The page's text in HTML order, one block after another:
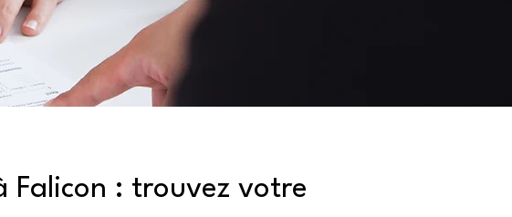
Falicon : trouvez votre